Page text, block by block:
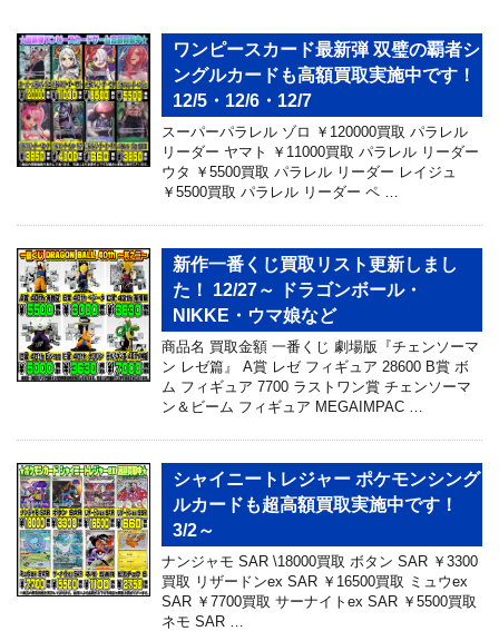
ワンピースカード最新弾 双璧の覇者シ
ングルカードも高額買取実施中です！
12/5・12/6・12/7
スーパーパラレル ゾロ ￥120000買取 パラレル
リーダー ヤマト ￥11000買取 パラレル リーダー
ウタ ￥5500買取 パラレル リーダー レイジュ
￥5500買取 パラレル リーダー ペ …
新作一番くじ買取リスト更新しまし
た！ 12/27～ ドラゴンボール・
NIKKE・ウマ娘など
商品名 買取金額 一番くじ 劇場版『チェンソーマ
ン レゼ篇』 A賞 レゼ フィギュア 28600 B賞 ボ
ム フィギュア 7700 ラストワン賞 チェンソーマ
ン＆ビーム フィギュア MEGAIMPAC …
シャイニートレジャー ポケモンシング
ルカードも超高額買取実施中です！
3/2～
ナンジャモ SAR \18000買取 ボタン SAR ￥3300
買取 リザードンex SAR ￥16500買取 ミュウex
SAR ￥7700買取 サーナイトex SAR ￥5500買取
ネモ SAR …